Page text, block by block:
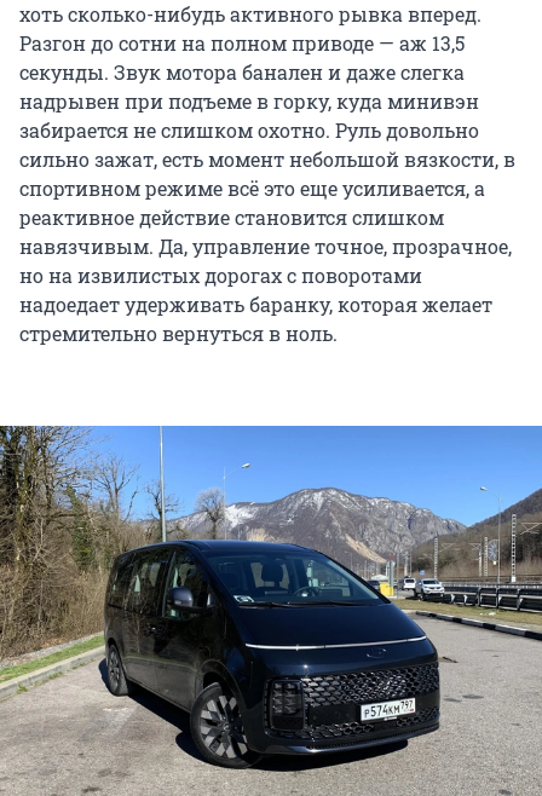
хоть сколько-нибудь активного рывка вперед.
Разгон до сотни на полном приводе — аж 13,5
секунды. Звук мотора банален и даже слегка
надрывен при подъеме в горку, куда минивэн
забирается не слишком охотно. Руль довольно
сильно зажат, есть момент небольшой вязкости, в
спортивном режиме всё это еще усиливается, а
реактивное действие становится слишком
навязчивым. Да, управление точное, прозрачное,
но на извилистых дорогах с поворотами
надоедает удерживать баранку, которая желает
стремительно вернуться в ноль.